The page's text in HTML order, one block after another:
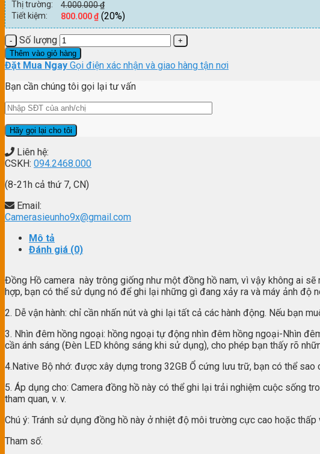
Thị trường:
4.000.000₫
Tiết kiệm:
800.000₫ (20%)
Số lượng
Thêm vào giỏ hàng
Đặt Mua Ngay Gọi điện xác nhận và giao hàng tận nơi
Bạn cần chúng tôi gọi lại tư vấn
Liên hệ:
CSKH: 094.2468.000
(8-21h cả thứ 7, CN)
Email:
Camerasieunho9x@gmail.com
Mô tả
Đánh giá (0)
Đồng Hồ camera này trông giống như một đồng hồ nam, vì vậy không ai
hợp, bạn có thể sử dụng nó để ghi lại những gì đang xảy ra và máy ảnh độ
2. Dễ vận hành: chỉ cần nhấn nút và ghi lại tất cả các hành động. Nếu bạn
3. Nhìn đêm hồng ngoại: hồng ngoại tự động nhìn đêm hồng ngoại-Nhìn
cần ánh sáng (Đèn LED không sáng khi sử dụng), cho phép bạn thấy rõ
4.Native Bộ nhớ: được xây dựng trong 32GB Ổ cứng lưu trữ, bạn có thể
5. Áp dụng cho: Camera đồng hồ này có thể ghi lại trải nghiệm cuộc sống
tham quan, v. v.
Chú ý: Tránh sử dụng đồng hồ này ở nhiệt độ môi trường cực cao hoặc thấp
Tham số: